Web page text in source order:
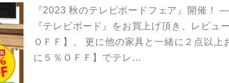
『2023 秋のテレビボードフェア』
『テレビボード』をお買上げ頂き、レビュ
ＯＦＦ】、 更に他の家具と一緒に２点以上
に５％ＯＦＦ】でテレ…